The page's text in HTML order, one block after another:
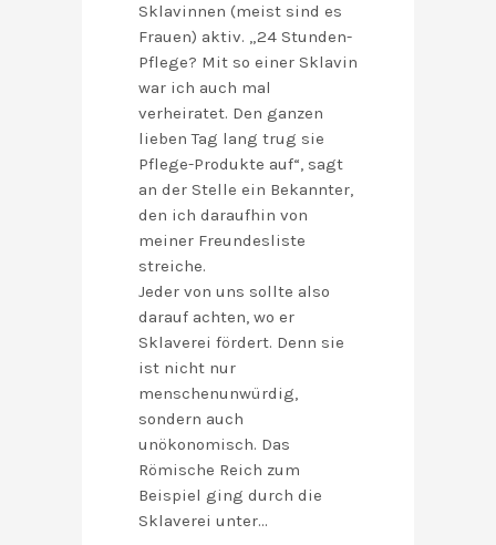
Sklavinnen (meist sind es
Frauen) aktiv. „24 Stunden-
Pflege? Mit so einer Sklavin
war ich auch mal
verheiratet. Den ganzen
lieben Tag lang trug sie
Pflege-Produkte auf“, sagt
an der Stelle ein Bekannter,
den ich daraufhin von
meiner Freundesliste
streiche.
Jeder von uns sollte also
darauf achten, wo er
Sklaverei fördert. Denn sie
ist nicht nur
menschenunwürdig,
sondern auch
unökonomisch. Das
Römische Reich zum
Beispiel ging durch die
Sklaverei unter…